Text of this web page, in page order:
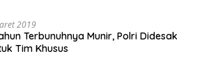
2019
Terbunuhnya Munir, Polri Didesak
Tim Khusus